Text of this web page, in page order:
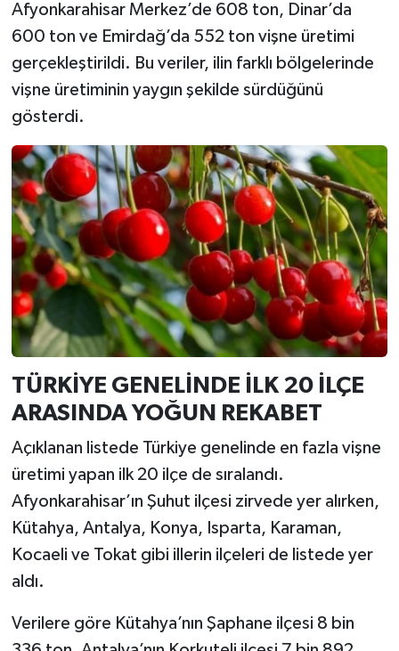
Afyonkarahisar Merkez’de 608 ton, Dinar’da
600 ton ve Emirdağ’da 552 ton vişne üretimi
gerçekleştirildi. Bu veriler, ilin farklı bölgelerinde
vişne üretiminin yaygın şekilde sürdüğünü
gösterdi.
TÜRKİYE GENELİNDE İLK 20 İLÇE
ARASINDA YOĞUN REKABET
Açıklanan listede Türkiye genelinde en fazla vişne
üretimi yapan ilk 20 ilçe de sıralandı.
Afyonkarahisar’ın Şuhut ilçesi zirvede yer alırken,
Kütahya, Antalya, Konya, Isparta, Karaman,
Kocaeli ve Tokat gibi illerin ilçeleri de listede yer
aldı.
Verilere göre Kütahya’nın Şaphane ilçesi 8 bin